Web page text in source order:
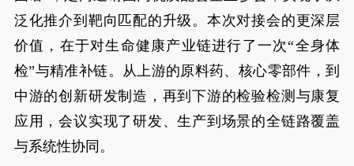
泛化推介到靶向匹配的升级。本次对接会的更深层
价值，在于对生命健康产业链进行了一次“全身体
检”与精准补链。从上游的原料药、核心零部件，到
中游的创新研发制造，再到下游的检验检测与康复
应用，会议实现了研发、生产到场景的全链路覆盖
与系统性协同。